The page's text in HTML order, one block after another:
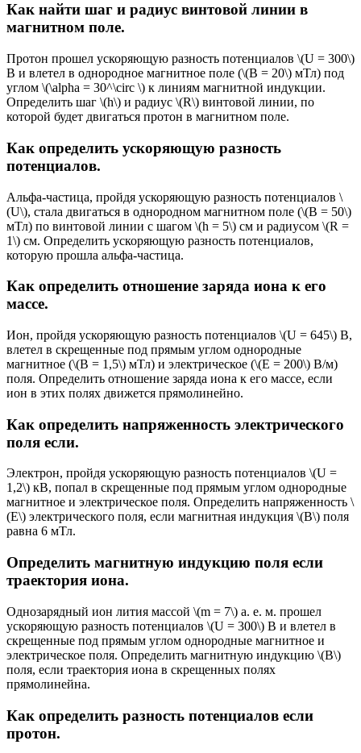
Как найти шаг и радиус винтовой линии в
магнитном поле.
Протон прошел ускоряющую разность потенциалов \(U = 300\)
В и влетел в однородное магнитное поле (\(B = 20\) мТл) под
углом \(\alpha = 30^\circ \) к линиям магнитной индукции.
Определить шаг \(h\) и радиус \(R\) винтовой линии, по
которой будет двигаться протон в магнитном поле.
Как определить ускоряющую разность
потенциалов.
Альфа-частица, пройдя ускоряющую разность потенциалов \
(U\), стала двигаться в однородном магнитном поле (\(B = 50\)
мТл) по винтовой линии с шагом \(h = 5\) см и радиусом \(R =
1\) см. Определить ускоряющую разность потенциалов,
которую прошла альфа-частица.
Как определить отношение заряда иона к его
массе.
Ион, пройдя ускоряющую разность потенциалов \(U = 645\) В,
влетел в скрещенные под прямым углом однородные
магнитное (\(B = 1,5\) мТл) и электрическое (\(E = 200\) В/м)
поля. Определить отношение заряда иона к его массе, если
ион в этих полях движется прямолинейно.
Как определить напряженность электрического
поля если.
Электрон, пройдя ускоряющую разность потенциалов \(U =
1,2\) кВ, попал в скрещенные под прямым углом однородные
магнитное и электрическое поля. Определить напряженность \
(E\) электрического поля, если магнитная индукция \(B\) поля
равна 6 мТл.
Определить магнитную индукцию поля если
траектория иона.
Однозарядный ион лития массой \(m = 7\) а. е. м. прошел
ускоряющую разность потенциалов \(U = 300\) В и влетел в
скрещенные под прямым углом однородные магнитное и
электрическое поля. Определить магнитную индукцию \(B\)
поля, если траектория иона в скрещенных полях
прямолинейна.
Как определить разность потенциалов если
протон.